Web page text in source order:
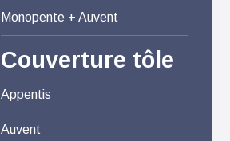
Monopente + Auvent
Couverture tôle
Appentis
Auvent